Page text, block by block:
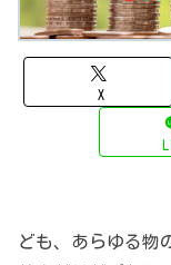
X
ども、あらゆる物